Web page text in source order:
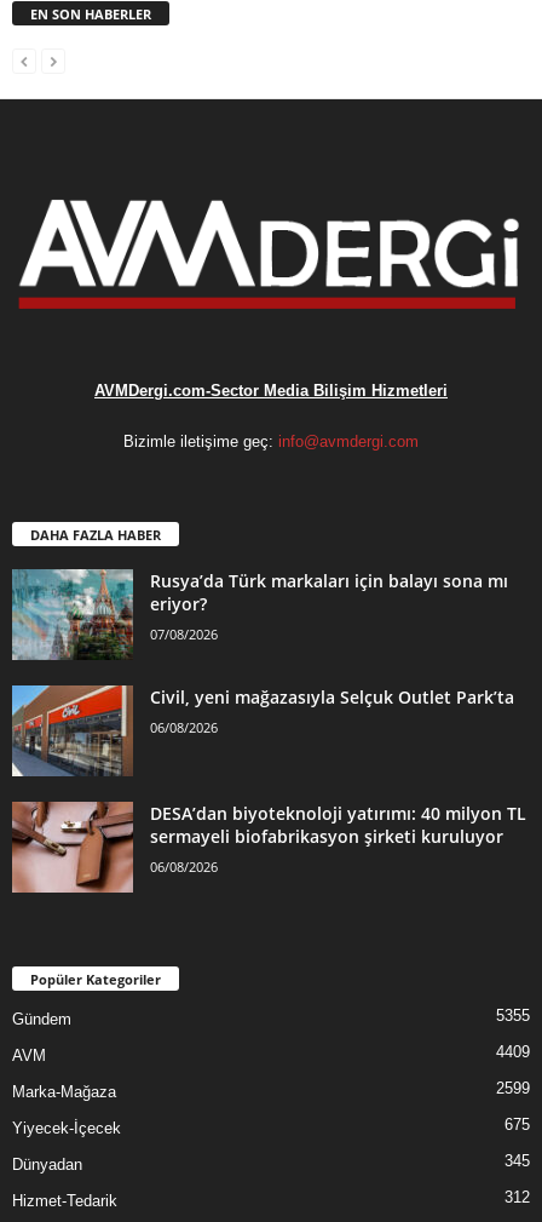
EN SON HABERLER
AVMDergi.com-Sector Media Bilişim Hizmetleri
Bizimle iletişime geç: info@avmdergi.com
DAHA FAZLA HABER
Rusya’da Türk markaları için balayı sona mı
eriyor?
07/08/2026
Civil, yeni mağazasıyla Selçuk Outlet Park’ta
06/08/2026
DESA’dan biyoteknoloji yatırımı: 40 milyon TL
sermayeli biofabrikasyon şirketi kuruluyor
06/08/2026
Popüler Kategoriler
Gündem 5355
AVM 4409
Marka-Mağaza 2599
Yiyecek-İçecek 675
Dünyadan 345
Hizmet-Tedarik 312